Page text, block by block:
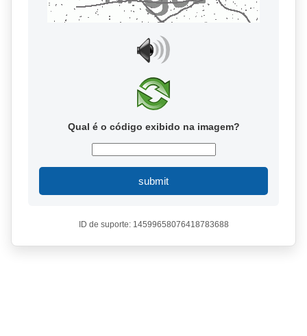
Qual é o código exibido na imagem?
submit
ID de suporte: 14599658076418783688